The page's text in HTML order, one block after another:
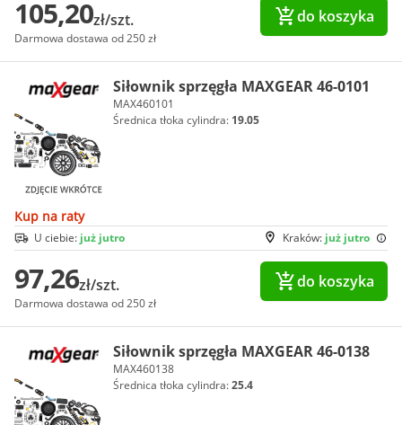
105,20zł/szt.
Darmowa dostawa od 250 zł
do koszyka
Siłownik sprzęgła MAXGEAR 46-0101
MAX460101
Średnica tłoka cylindra: 19.05
Kup na raty
Kraków: już jutro
U ciebie: już jutro
97,26zł/szt.
Darmowa dostawa od 250 zł
do koszyka
Siłownik sprzęgła MAXGEAR 46-0138
MAX460138
Średnica tłoka cylindra:25.4